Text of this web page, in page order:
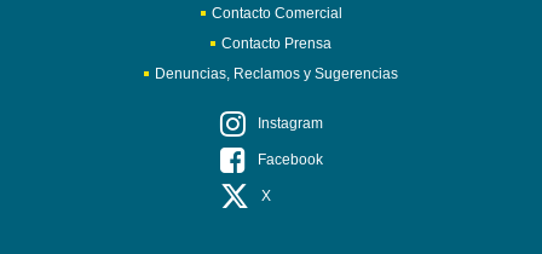
Contacto Comercial
Contacto Prensa
Denuncias, Reclamos y Sugerencias
Instagram
Facebook
X